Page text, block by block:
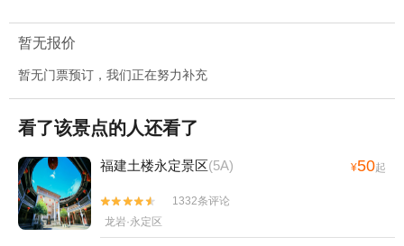
暂无报价
暂无门票预订，我们正在努力补充
看了该景点的人还看了
福建土楼永定景区(5A) ¥50起


1332条评论
龙岩·永定区